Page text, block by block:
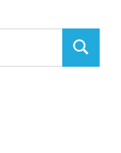
SUCHEN